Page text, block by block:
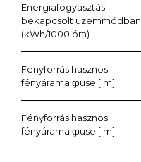
Energiafogyasztás
bekapcsolt üzemmódban
(kWh/1000 óra)
Fényforrás hasznos
fényárama ჶuse [lm]
Fényforrás hasznos
fényárama ჶuse [lm]